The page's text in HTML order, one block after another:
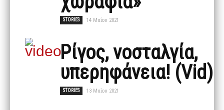
STORIES 14 Μαΐου 2021
Ρίγος, νοσταλγία,
υπερηφάνεια! (Vid)
STORIES 13 Μαΐου 2021